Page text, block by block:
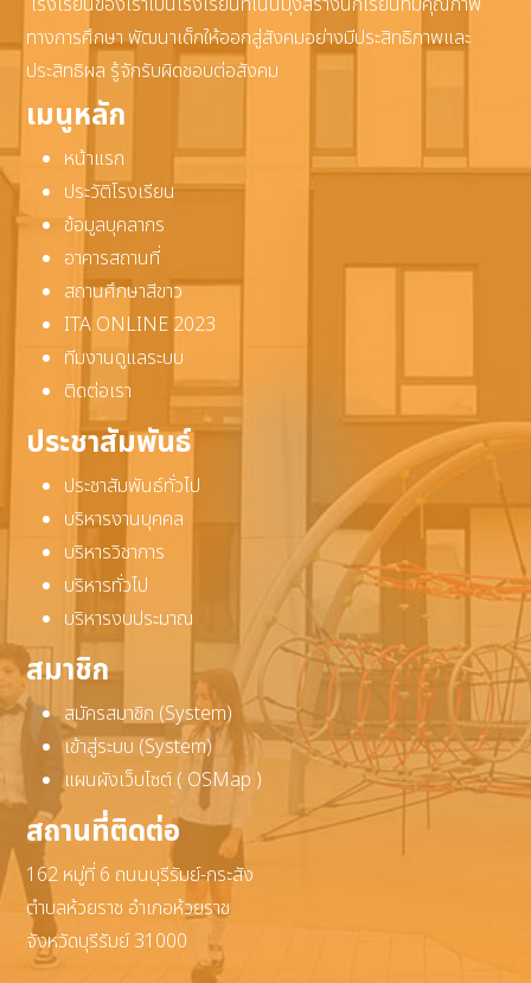
ทางการศึกษา พัฒนาเด็กให้ออกสู่สังคมอย่างมีประสิทธิภาพและ
ประสิทธิผล รู้จักรับผิดชอบต่อสังคม
เมนูหลัก
หน้าแรก
ประวัติโรงเรียน
ข้อมูลบุคลากร
อาคารสถานที่
สถานศึกษาสีขาว
ITA ONLINE 2023
ทีมงานดูแลระบบ
ติดต่อเรา
ประชาสัมพันธ์
ประชาสัมพันธ์ทั่วไป
บริหารงานบุคคล
บริหารวิชาการ
บริหารทั่วไป
บริหารงบประมาณ
สมาชิก
สมัครสมาชิก (System)
เข้าสู่ระบบ (System)
แผนผังเว็บไซต์ ( OSMap )
สถานที่ติดต่อ
162 หมู่ที่ 6 ถนนบุรีรัมย์-กระสัง
ตำบลห้วยราช อำเภอห้วยราช
จังหวัดบุรีรัมย์ 31000